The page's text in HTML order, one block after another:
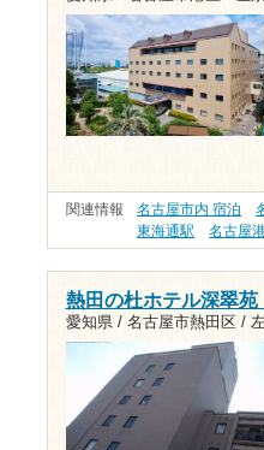
関連情報 名古屋市内 宿泊
東海通駅
名古屋
熱田の杜ホテル深翠苑
愛知県 / 名古屋市熱田区 /